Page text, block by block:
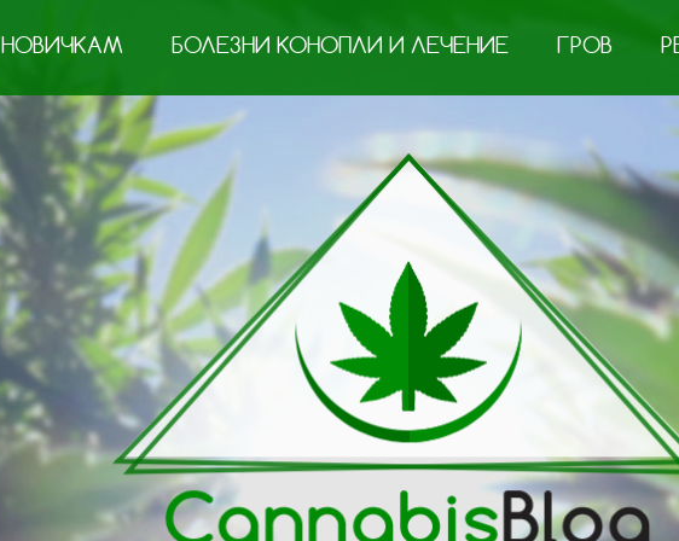
НОВИЧКАМ БОЛЕЗНИ КОНОПЛИ И ЛЕЧЕНИЕ ГРОВ